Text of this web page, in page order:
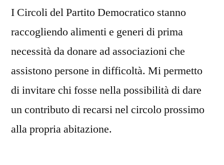
I Circoli del Partito Democratico stanno
raccogliendo alimenti e generi di prima
necessità da donare ad associazioni che
assistono persone in difficoltà. Mi permetto
di invitare chi fosse nella possibilità di dare
un contributo di recarsi nel circolo prossimo
alla propria abitazione.